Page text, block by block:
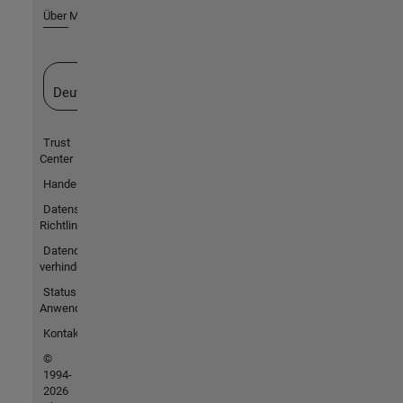
Über MathWorks
Deutschland
Trust
Center
Handelsmarken
Datenschutz-
Richtlinien
Datendiebstahl
verhindern
Status von
Anwendungen
Kontakt
©
1994-
2026